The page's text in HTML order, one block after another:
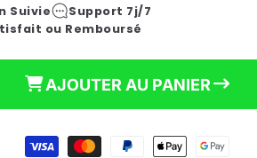
quantité
de
polaire
|
etoilee
Suivie
Support 7j/7
ou Remboursé
AJOUTER AU PANIER